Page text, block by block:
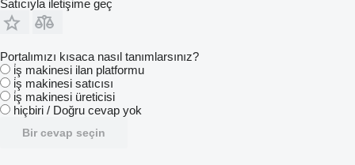
Satıcıyla iletişime geç
Portalımızı kısaca nasıl tanımlarsınız?
i̇ş makinesi ilan platformu
i̇ş makinesi satıcısı
i̇ş makinesi üreticisi
hiçbiri / Doğru cevap yok
Bir cevap seçin